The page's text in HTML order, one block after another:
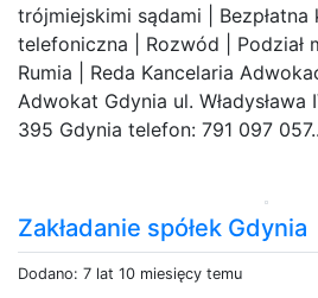
trójmiejskimi sądami | Bezpłatna
telefoniczna | Rozwód | Podział
Rumia | Reda Kancelaria
Adwokat Gdynia ul.
395 Gdynia telefon: 791 097
Zakładanie spółek Gdynia
Dodano: 7 lat 10 miesięcy temu